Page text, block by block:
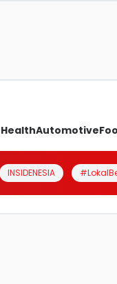
HealthAutomotive
INSIDENESIA